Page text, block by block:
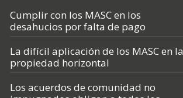
Cumplir con los MASC en los
desahucios por falta de pago
La difícil aplicación de los MASC en la
propiedad horizontal
Los acuerdos de comunidad no